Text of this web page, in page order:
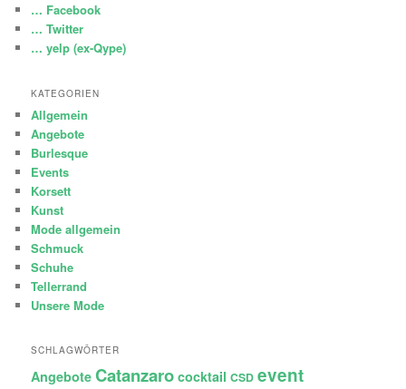
… Facebook
… Twitter
… yelp (ex-Qype)
KATEGORIEN
Allgemein
Angebote
Burlesque
Events
Korsett
Kunst
Mode allgemein
Schmuck
Schuhe
Tellerrand
Unsere Mode
SCHLAGWÖRTER
Angebote Catanzaro cocktail CSD event